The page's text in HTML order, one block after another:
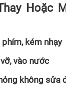
Hoặc
kém nhạy
vào nước
không sửa